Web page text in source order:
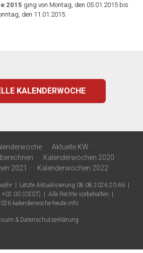
2015 ging von Montag, den 05.01.2015 bis
den 11.01.2015.
KALENDERWOCHE
Aktuelle KW
Kalenderwochen 2020
2021
Kalenderwochen 2022
Letzte Aktualisierung 08.08.2026 20:46
(CEST)
Alle Rechte vorbehalten
kalenderwoche-heute.info
& Datenschutzerklärung